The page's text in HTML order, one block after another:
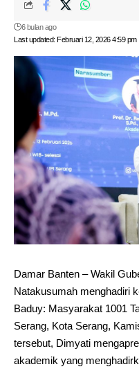
Last updated: Februari 12, 2026 4:59 pm
6 bulan ago
Damar Banten – Wakil
Natakusumah menghadiri
Baduy: Masyarakat 1001
Serang, Kota Serang,
tersebut, Dimyati
akademik yang